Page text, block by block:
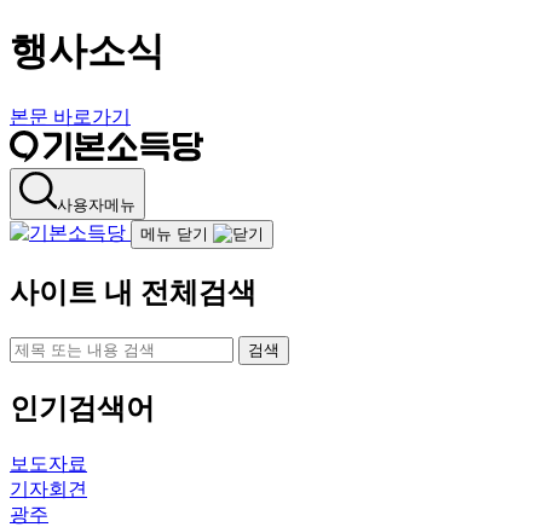
행사소식
본문 바로가기
사용자메뉴
메뉴 닫기
사이트 내 전체검색
검색
인기검색어
보도자료
기자회견
광주